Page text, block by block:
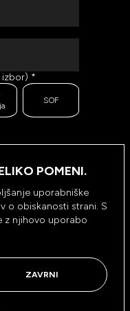
SOF
*
na poslana
hranimo
v
POMENI.
uporabniške
o obiskanosti strani. S
z njihovo uporabo
ZAVRNI